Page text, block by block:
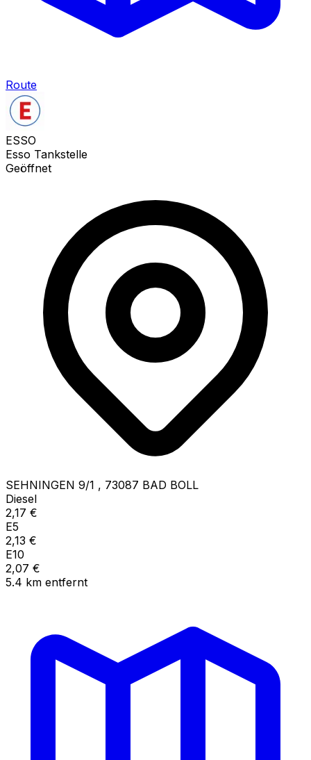
Route
ESSO
Esso Tankstelle
Geöffnet
SEHNINGEN 9/1 , 73087 BAD BOLL
Diesel
2,17 €
E5
2,13 €
E10
2,07 €
5.4 km entfernt